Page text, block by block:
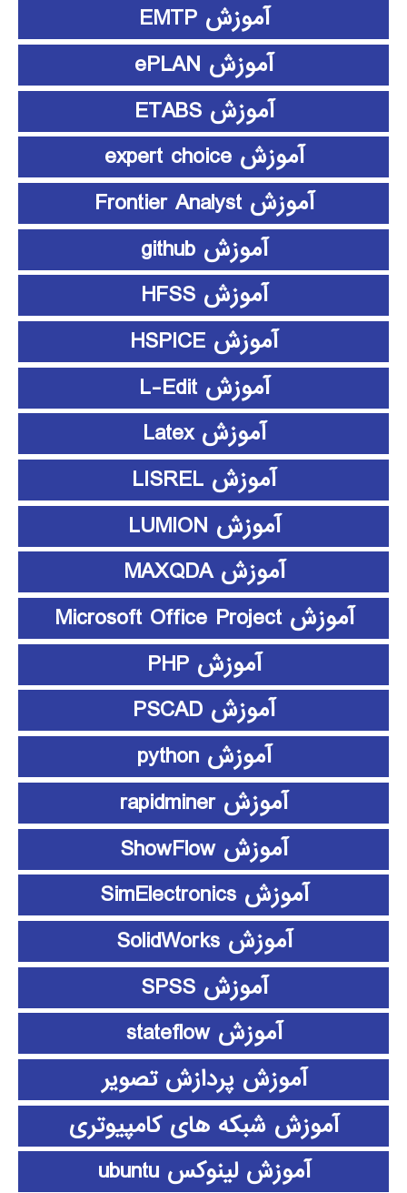
آموزش EMTP
آموزش ePLAN
آموزش ETABS
آموزش expert choice
آموزش Frontier Analyst
آموزش github
آموزش HFSS
آموزش HSPICE
آموزش L-Edit
آموزش Latex
آموزش LISREL
آموزش LUMION
آموزش MAXQDA
آموزش Microsoft Office Project
آموزش PHP
آموزش PSCAD
آموزش python
آموزش rapidminer
آموزش ShowFlow
آموزش SimElectronics
آموزش SolidWorks
آموزش SPSS
آموزش stateflow
آموزش پردازش تصویر
آموزش شبکه های کامپیوتری
آموزش لینوکس ubuntu